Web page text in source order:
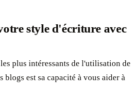
style d'écriture avec
plus intéressants de l'utilisation de
blogs est sa capacité à vous aider à